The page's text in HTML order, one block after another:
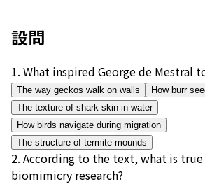
設問
1. What inspired George de Mestral
The way geckos walk on walls
How burr
The texture of shark skin in water
How birds navigate during migration
The structure of termite mounds
2. According to the text, what is
biomimicry research?